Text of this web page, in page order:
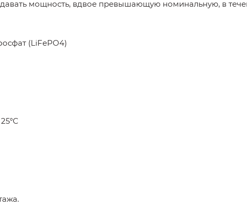
мощность, вдвое превышающую номинальную, в
(LiFePO4)